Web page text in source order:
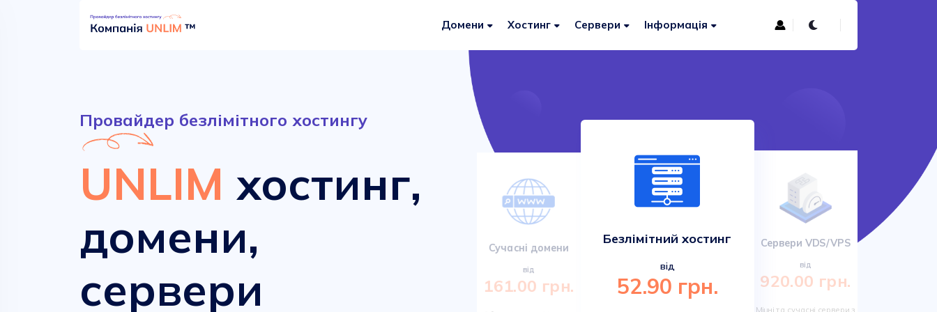
Домени Хостинг Сервери Інформація
Провайдер безлімітного хостингу
UNLIM хостинг,
домени,
сервери
Сучасні домени
161.00 грн.
Безлімітний хостинг
52.90 грн.
Сучасні домени
від
161.00 грн.
Безлімітний хостинг
від
52.90 грн.
Сервери VDS/VPS
від
920.00 грн.